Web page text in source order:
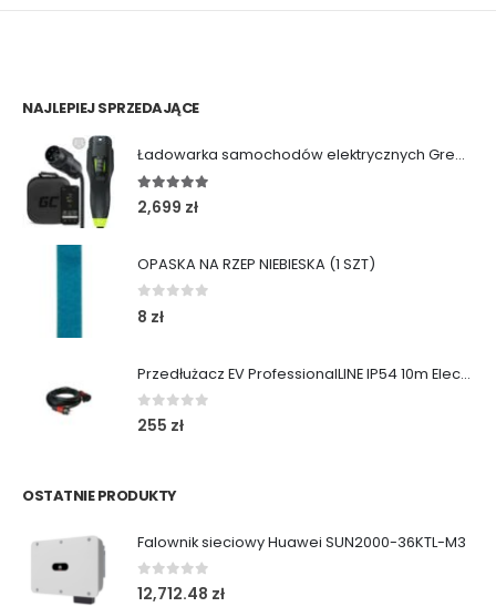
NAJLEPIEJ SPRZEDAJĄCE
Ładowarka samochodów elektrycznych Green Cell Habu (11kW | Type 2 | 7m)
5.00 out of 5
2,699 zł
OPASKA NA RZEP NIEBIESKA (1 SZT)
0 out of 5
8 zł
Przedłużacz EV ProfessionalLINE IP54 10m ElectricMobility
0out of 5
255 zł
OSTATNIE PRODUKTY
Falownik sieciowy Huawei SUN2000-36KTL-M3
0out of 5
12,712.48 zł